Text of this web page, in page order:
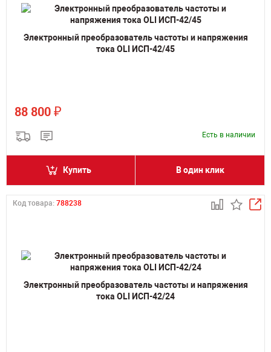
Электронный преобразователь частоты и напряжения
тока OLI ИСП-42/45
88 800 ₽
Есть в наличии
Купить В один клик
Код товара: 788238
Электронный преобразователь частоты и напряжения
тока OLI ИСП-42/24